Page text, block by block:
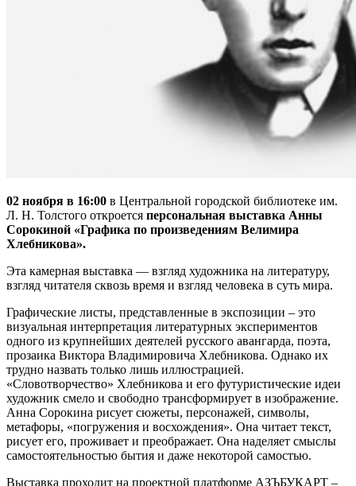
02 ноября в 16:00 в Центральной городской библиотеке им.
Л. Н. Толстого откроется персональная выставка Анны
Сорокиной «Графика по произведениям Велимира
Хлебникова».
Эта камерная выставка — взгляд художника на литературу,
взгляд читателя сквозь время и взгляд человека в суть мира.
Графические листы, представленные в экспозиции – это
визуальная интерпретация литературных экспериментов
одного из крупнейших деятелей русского авангарда, поэта,
прозаика Виктора Владимировича Хлебникова. Однако их
трудно назвать только лишь иллюстрацией.
«Словотворчество» Хлебникова и его футуристические идеи
художник смело и свободно трансформирует в изображение.
Анна Сорокина рисует сюжеты, персонажей, символы,
метафоры, «погружения и восхождения». Она читает текст,
рисует его, проживает и преображает. Она наделяет смыслы
самостоятельностью бытия и даже некоторой самостью.
Выставка проходит на проектной платформе АЗЪБУКАРТ –